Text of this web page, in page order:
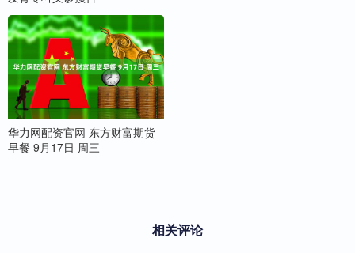
华力网配资官网 东方财富期货
早餐 9月17日 周三
相关评论